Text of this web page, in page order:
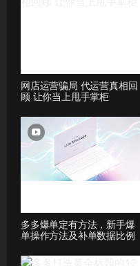
网店运营骗局 代运营真相回
顾 让你当上甩手掌柜
多多爆单定有方法，新手爆
单操作方法及补单数据比例